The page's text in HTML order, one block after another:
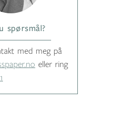
spørsmål?
med meg på
eller ring